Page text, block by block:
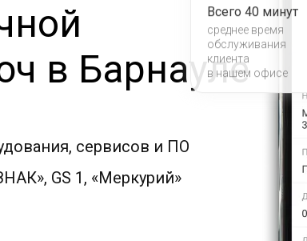
в Барнауле
сервисов и ПО
GS 1, «Меркурий»
Всего 40 минут
среднее время
обслуживания
клиента
в нашем офисе